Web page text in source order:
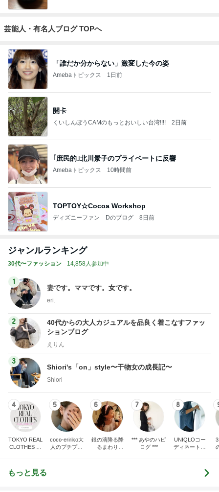
芸能人・有名人ブログ TOPへ
「誰だか分からない」激変した今の姿
Amebaトピックス 1日前
開卡
くいしんぼうCAMのもっとおいしい台湾!!!! 2日前
｢庶民的｣北川景子のプライベートに反響
Amebaトピックス 10時間前
TOPTOY☆Cocoa Workshop
ディズニーファン Dのブログ 8日前
ジャンルランキング
30代〜ファッション 14,858人参加中
1
妻です。ママです。女です。
eri.
2
40代からの大人カジュアルを品良く着こなすファッ
ションブログ
えりん
3
Shiori's「on」style〜干物女の成長記〜
Shiori
4
TOKYO REAL
CLOTHES 大
5
coco-eririko大
人のプチプラ
6
銀の滴降る降
るまわり
7
*** あやのハピ
ログ ***
8
UNIQLOコー
ディネート日
もっと見る